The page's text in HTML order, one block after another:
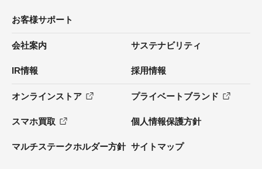
お客様サポート
会社案内 サステナビリティ
IR情報 採用情報
オンラインストア プライベートブランド
スマホ買取 個人情報保護方針
マルチステークホルダー方針 サイトマップ